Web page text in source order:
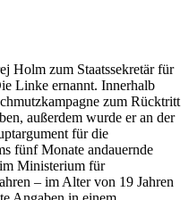
Holm zum Staatssekretär für
Linke ernannt. Innerhalb
zum Rücktritt
außerdem wurde er an der
für die
fünf Monate andauernde
Ministerium für
– im Alter von 19 Jahren